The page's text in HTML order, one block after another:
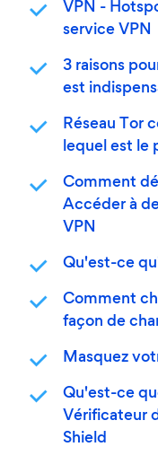
VPN -
service VPN
3 raisons
est
Réseau Tor
lequel est le
Comment
Accéder à
VPN
Qu'est-ce
Comment
façon de
Masquez
Qu'est-ce
Vérificateur
Shield